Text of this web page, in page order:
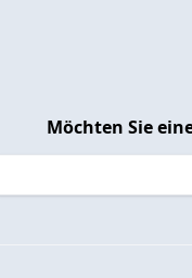
Möchten Sie